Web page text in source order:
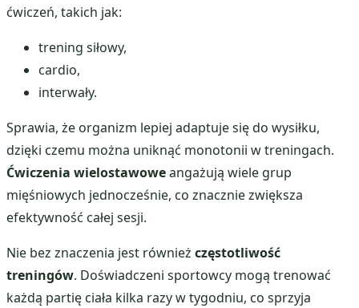
ćwiczeń, takich jak:
trening siłowy,
cardio,
interwały.
Sprawia, że organizm lepiej adaptuje się do wysiłku,
dzięki czemu można uniknąć monotonii w treningach.
Ćwiczenia wielostawoweangażują wiele grup
mięśniowych jednocześnie, co znacznie zwiększa
efektywność całej sesji.
Nie bez znaczenia jest również częstotliwość
treningów. Doświadczeni sportowcy mogą trenować
każdą partię ciała kilka razy w tygodniu, co sprzyja